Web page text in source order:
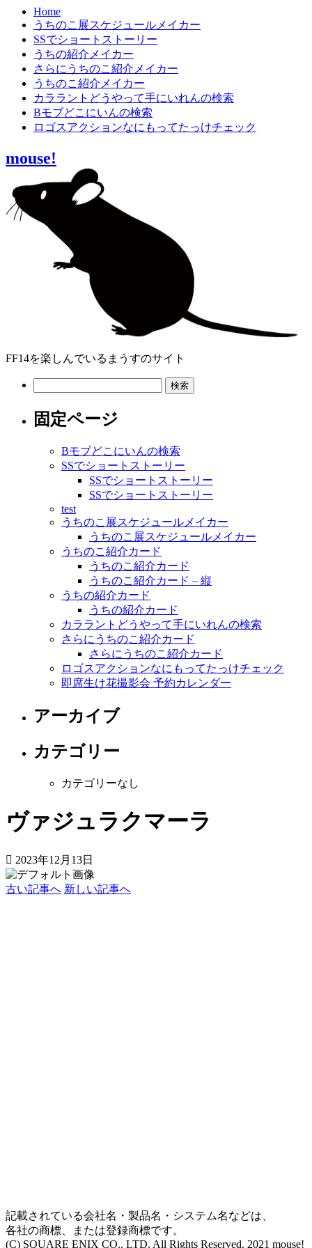
Home
うちのこ展スケジュールメイカー
SSでショートストーリー
うちの紹介メイカー
さらにうちのこ紹介メイカー
うちのこ紹介メイカー
カララントどうやって手にいれんの検索
Bモブどこにいんの検索
ロゴスアクションなにもってたっけチェック
mouse!
FF14を楽しんでいるまうすのサイト
固定ページ
Bモブどこにいんの検索
SSでショートストーリー
SSでショートストーリー
SSでショートストーリー
test
うちのこ展スケジュールメイカー
うちのこ展スケジュールメイカー
うちのこ紹介カード
うちのこ紹介カード
うちのこ紹介カード – 縦
うちの紹介カード
うちの紹介カード
カララントどうやって手にいれんの検索
さらにうちのこ紹介カード
さらにうちのこ紹介カード
ロゴスアクションなにもってたっけチェック
即席生け花撮影会 予約カレンダー
アーカイブ
カテゴリー
カテゴリーなし
ヴァジュラクマーラ
2023年12月13日
古い記事へ 新しい記事へ
記載されている会社名・製品名・システム名などは、
各社の商標、または登録商標です。
(C) SQUARE ENIX CO., LTD. All Rights Reserved. 2021 mouse!